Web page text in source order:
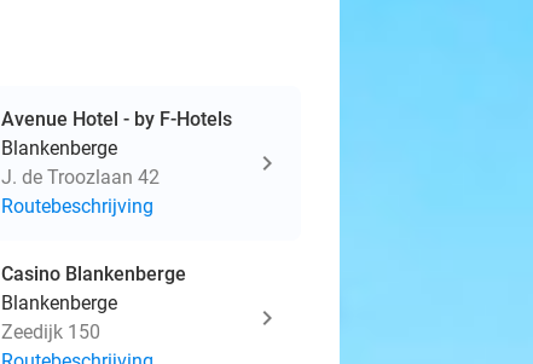
Avenue Hotel - by F-Hotels
Blankenberge
J. de Troozlaan 42
Routebeschrijving
Casino Blankenberge
Blankenberge
Zeedijk 150